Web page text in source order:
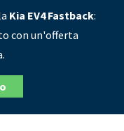
Kia EV4 Fastback:
con un'offerta